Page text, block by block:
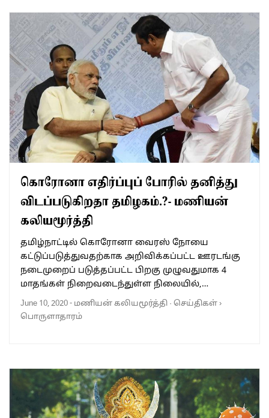
கொரோனா எதிர்ப்புப் போரில் தனித்து
விடப்படுகிறதா தமிழகம்.?- மணியன்
கலியமூர்த்தி
தமிழ்நாட்டில் கொரோனா வைரஸ் நோயை
கட்டுப்படுத்துவதற்காக அறிவிக்கப்பட்ட ஊரடங்கு
நடைமுறைப் படுத்தப்பட்ட பிறகு முழுவதுமாக 4
மாதங்கள் நிறைவடைந்துள்ள நிலையில்,…
June 10, 2020- மணியன் கலியமூர்த்தி · செய்திகள்›
பொருளாதாரம்